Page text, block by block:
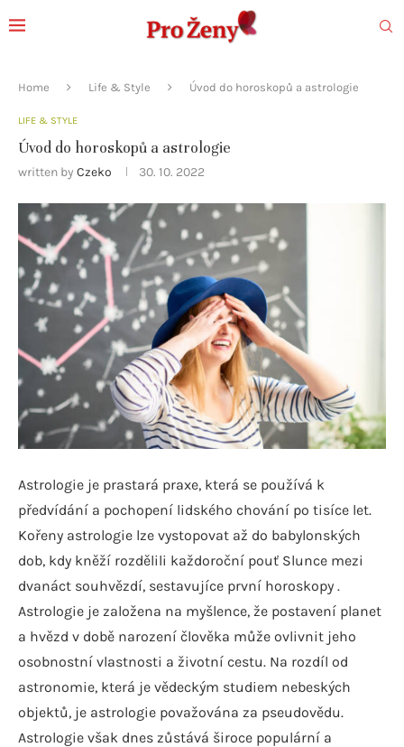
Home Life & Style Úvod do horoskopů a astrologie
LIFE & STYLE
Úvod do horoskopů a astrologie
written by Czeko 30. 10. 2022
Astrologie je prastará praxe, která se používá k
předvídání a pochopení lidského chování po tisíce let.
Kořeny astrologie lze vystopovat až do babylonských
dob, kdy kněží rozdělili každoroční pouť Slunce mezi
dvanáct souhvězdí, sestavujíce první horoskopy .
Astrologie je založena na myšlence, že postavení planet
a hvězd v době narození člověka může ovlivnit jeho
osobnostní vlastnosti a životní cestu. Na rozdíl od
astronomie, která je vědeckým studiem nebeských
objektů, je astrologie považována za pseudovědu.
Astrologie však dnes zůstává široce populární a